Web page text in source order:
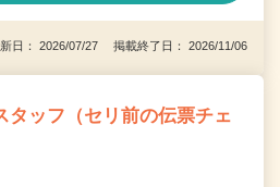
日： 2026/07/27 掲載終了日： 2026/11/06
タッフ（セリ前の伝票チェ